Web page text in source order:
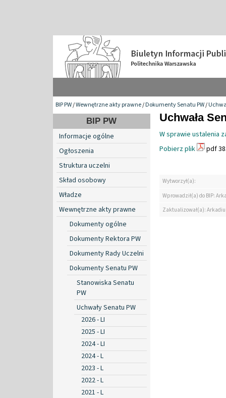
BIP PW/Wewnętrzne akty prawne/Dokumenty Senatu PW/
BIP PW
Informacje ogólne
Ogłoszenia
Struktura uczelni
Skład osobowy
Władze
Wewnętrzne akty prawne
Dokumenty ogólne
Dokumenty Rektora PW
Dokumenty Rady Uczelni
Dokumenty Senatu PW
Stanowiska Senatu
PW
Uchwały Senatu PW
2026 - LI
2025 - LI
2024 - LI
2024 - L
2023 - L
2022 - L
2021 - L
Uchwała
W sprawie ustalenia
Pobierz plik
pdf
Wytworzył(a):
Wprowadził(a) do BIP:
Zaktualizował(a):